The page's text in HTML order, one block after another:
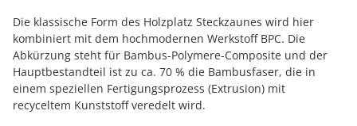
Die klassische Form des Holzplatz Steckzaunes wird hier
kombiniert mit dem hochmodernen Werkstoff BPC. Die
Abkürzung steht für Bambus-Polymere-Composite und der
Hauptbestandteil ist zu ca. 70 % die Bambusfaser, die in
einem speziellen Fertigungsprozess (Extrusion) mit
recyceltem Kunststoff veredelt wird.